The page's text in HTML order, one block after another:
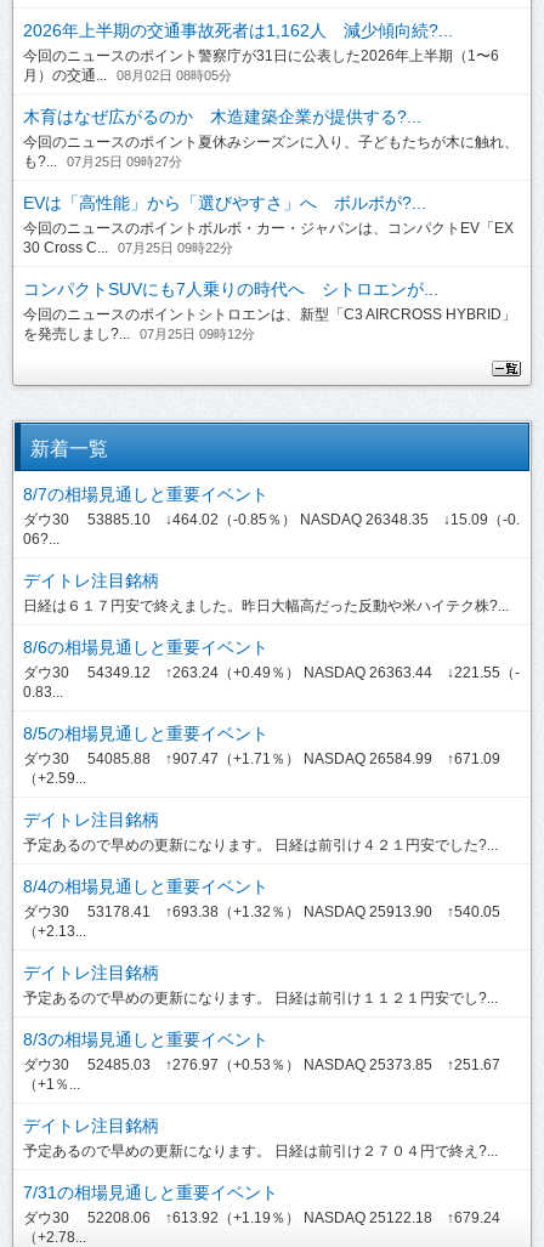
2026年上半期の交通事故死者は1,162人 減少傾向続?...
今回のニュースのポイント警察庁が31日に公表した2026年上半期（1〜6
月）の交通...
08月02日 08時05分
木育はなぜ広がるのか 木造建築企業が提供する?...
今回のニュースのポイント夏休みシーズンに入り、子どもたちが木に触れ、
も?...
07月25日 09時27分
EVは「高性能」から「選びやすさ」へ ボルボが?...
今回のニュースのポイントボルボ・カー・ジャパンは、コンパクトEV「EX
30 Cross C...
07月25日 09時22分
コンパクトSUVにも7人乗りの時代へ シトロエンが...
今回のニュースのポイントシトロエンは、新型「C3 AIRCROSS HYBRID」
を発売しまし?...
07月25日 09時12分
新着一覧
8/7の相場見通しと重要イベント
ダウ30 53885.10 ↓464.02（-0.85％） NASDAQ 26348.35 ↓15.09（-0.
06?...
デイトレ注目銘柄
日経は６１７円安で終えました。昨日大幅高だった反動や米ハイテク株?...
8/6の相場見通しと重要イベント
ダウ30 54349.12 ↑263.24（+0.49％） NASDAQ 26363.44 ↓221.55（-
0.83...
8/5の相場見通しと重要イベント
ダウ30 54085.88 ↑907.47（+1.71％） NASDAQ 26584.99 ↑671.09
（+2.59...
デイトレ注目銘柄
予定あるので早めの更新になります。 日経は前引け４２１円安でした?...
8/4の相場見通しと重要イベント
ダウ30 53178.41 ↑693.38（+1.32％） NASDAQ 25913.90 ↑540.05
（+2.13...
デイトレ注目銘柄
予定あるので早めの更新になります。 日経は前引け１１２１円安でし?...
8/3の相場見通しと重要イベント
ダウ30 52485.03 ↑276.97（+0.53％） NASDAQ 25373.85 ↑251.67
（+1％...
デイトレ注目銘柄
予定あるので早めの更新になります。 日経は前引け２７０４円で終え?...
7/31の相場見通しと重要イベント
ダウ30 52208.06 ↑613.92（+1.19％） NASDAQ 25122.18 ↑679.24
（+2.78...